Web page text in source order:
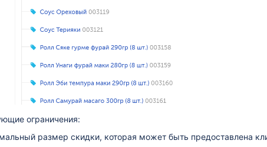
ограничения:
размер скидки, которая может быть предоставлена